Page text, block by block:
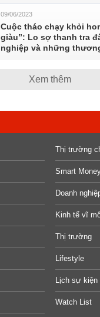
09/06/2023
Cuộc tháo chạy khỏi
giàu”: Lo sợ thanh tra
nghiệp và những
Xem thêm
Thị trường
Smart
Doanh
Kinh tế vĩ
Thị trường
Lifestyle
Lịch sự kiện
Watch List